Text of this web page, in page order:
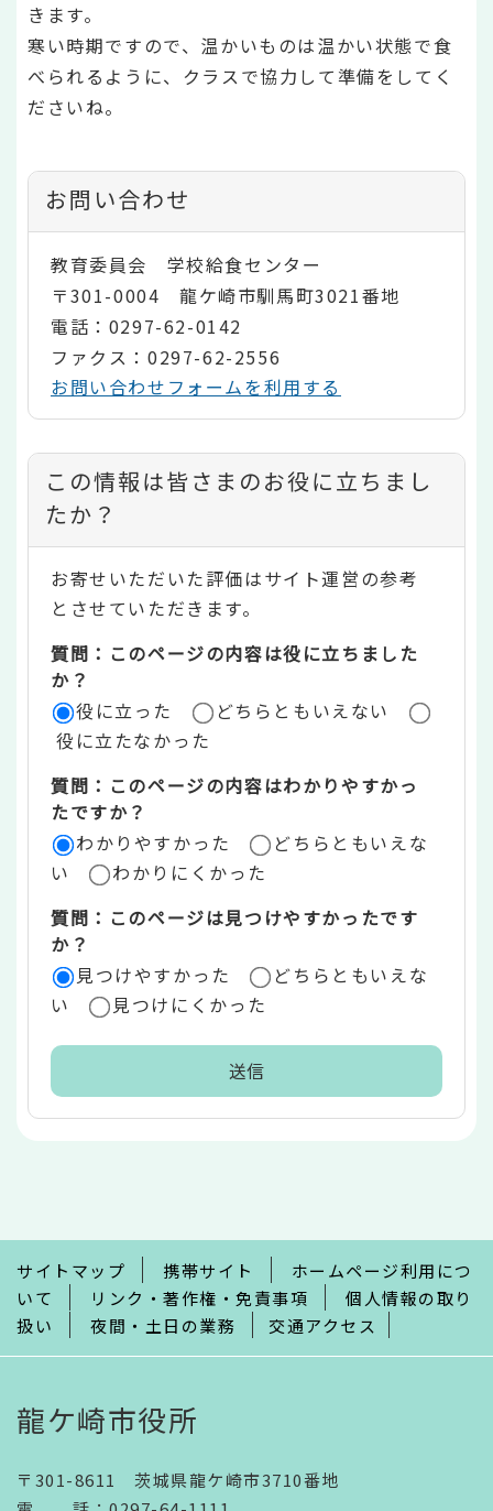
きます。
寒い時期ですので、温かいものは温かい状態で食
べられるように、クラスで協力して準備をしてく
ださいね。
お問い合わせ
教育委員会 学校給食センター
〒301-0004 龍ケ崎市馴馬町3021番地
電話：0297-62-0142
ファクス：0297-62-2556
お問い合わせフォームを利用する
コ
ン
テ
ン
ツ
評
価
リ
ア
この情報は皆さまのお役に立ちまし
たか？
お寄せいただいた評価はサイト運営の参考
とさせていただきます。
質問：このページの内容は役に立ちました
か？
役に立った
どちらともいえない
役に立たなかった
質問：このページの内容はわかりやすかっ
たですか？
わかりやすかった
どちらともいえな
い
わかりにくかった
質問：このページは見つけやすかったです
か？
見つけやすかった
どちらともいえな
い
見つけにくかった
で
サイトマップ 携帯サイト
ホームページ利用につ
いて
リンク・著作権・免責事項
個人情報の取り
扱い
夜間・土日の業務 交通アクセス
龍ケ崎市役所
〒301-8611 茨城県龍ケ崎市3710番地